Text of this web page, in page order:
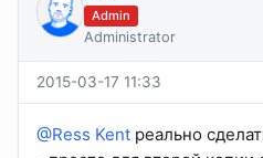
Admin
Administrator
2015-03-17 11:33
@Ress Kent реально